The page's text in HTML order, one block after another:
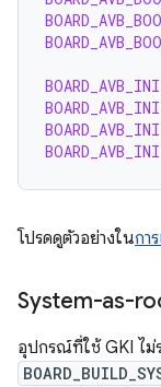
โปรดดูตัวอย่างในกา
System-as-
อุปกรณ์ที่ใช้ GKI ไ